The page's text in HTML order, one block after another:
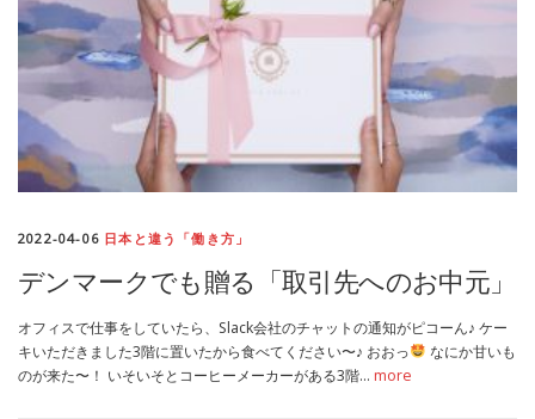
2022-04-06 日本と違う「働き方」
デンマークでも贈る「取引先へのお中元」
オフィスで仕事をしていたら、Slack会社のチャットの通知がピコーん♪ ケー
キいただきました3階に置いたから食べてください〜♪ おおっ
なにか甘いも
のが来た〜！ いそいそとコーヒーメーカーがある3階… more